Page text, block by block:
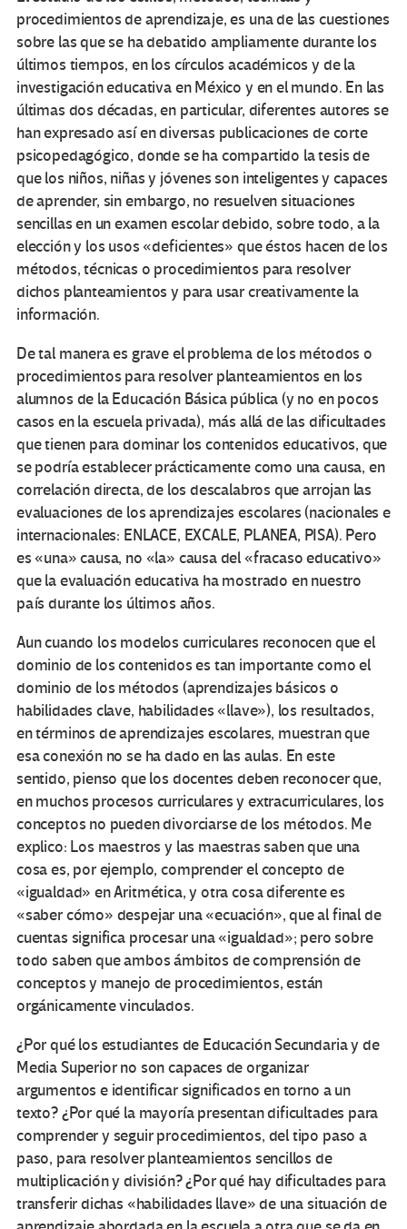
procedimientos de aprendizaje, es una de las cuestiones
sobre las que se ha debatido ampliamente durante los
últimos tiempos, en los círculos académicos y de la
investigación educativa en México y en el mundo. En las
últimas dos décadas, en particular, diferentes autores se
han expresado así en diversas publicaciones de corte
psicopedagógico, donde se ha compartido la tesis de
que los niños, niñas y jóvenes son inteligentes y capaces
de aprender, sin embargo, no resuelven situaciones
sencillas en un examen escolar debido, sobre todo, a la
elección y los usos «deficientes» que éstos hacen de los
métodos, técnicas o procedimientos para resolver
dichos planteamientos y para usar creativamente la
información.
De tal manera es grave el problema de los métodos o
procedimientos para resolver planteamientos en los
alumnos de la Educación Básica pública (y no en pocos
casos en la escuela privada), más allá de las dificultades
que tienen para dominar los contenidos educativos, que
se podría establecer prácticamente como una causa, en
correlación directa, de los descalabros que arrojan las
evaluaciones de los aprendizajes escolares (nacionales e
internacionales: ENLACE, EXCALE, PLANEA, PISA). Pero
es «una» causa, no «la» causa del «fracaso educativo»
que la evaluación educativa ha mostrado en nuestro
país durante los últimos años.
Aun cuando los modelos curriculares reconocen que el
dominio de los contenidos es tan importante como el
dominio de los métodos (aprendizajes básicos o
habilidades clave, habilidades «llave»), los resultados,
en términos de aprendizajes escolares, muestran que
esa conexión no se ha dado en las aulas. En este
sentido, pienso que los docentes deben reconocer que,
en muchos procesos curriculares y extracurriculares, los
conceptos no pueden divorciarse de los métodos. Me
explico: Los maestros y las maestras saben que una
cosa es, por ejemplo, comprender el concepto de
«igualdad» en Aritmética, y otra cosa diferente es
«saber cómo» despejar una «ecuación», que al final de
cuentas significa procesar una «igualdad»; pero sobre
todo saben que ambos ámbitos de comprensión de
conceptos y manejo de procedimientos, están
orgánicamente vinculados.
¿Por qué los estudiantes de Educación Secundaria y de
Media Superior no son capaces de organizar
argumentos e identificar significados en torno a un
texto? ¿Por qué la mayoría presentan dificultades para
comprender y seguir procedimientos, del tipo paso a
paso, para resolver planteamientos sencillos de
multiplicación y división? ¿Por qué hay dificultades para
transferir dichas «habilidades llave» de una situación de